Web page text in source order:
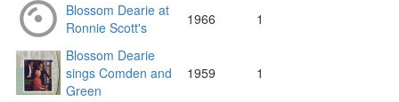
Blossom Dearie at
Ronnie Scott's
1966 1
Blossom Dearie
sings Comden and
Green
1959 1